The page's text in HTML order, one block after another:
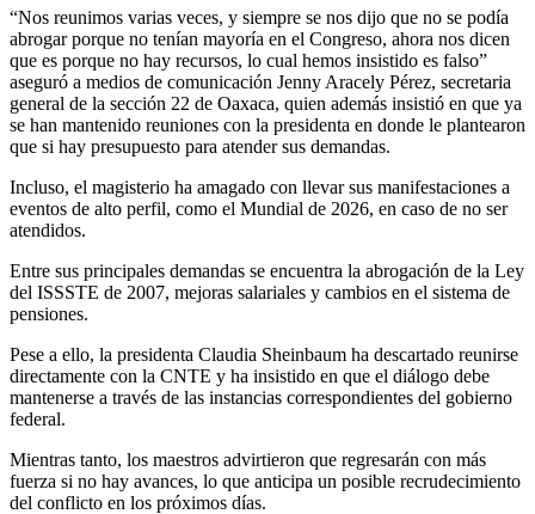
“Nos reunimos varias veces, y siempre se nos dijo que no se podía
abrogar porque no tenían mayoría en el Congreso, ahora nos dicen
que es porque no hay recursos, lo cual hemos insistido es falso”
aseguró a medios de comunicación Jenny Aracely Pérez, secretaria
general de la sección 22 de Oaxaca, quien además insistió en que ya
se han mantenido reuniones con la presidenta en donde le plantearon
que si hay presupuesto para atender sus demandas.
Incluso, el magisterio ha amagado con llevar sus manifestaciones a
eventos de alto perfil, como el Mundial de 2026, en caso de no ser
atendidos.
Entre sus principales demandas se encuentra la abrogación de la Ley
del ISSSTE de 2007, mejoras salariales y cambios en el sistema de
pensiones.
Pese a ello, la presidenta Claudia Sheinbaum ha descartado reunirse
directamente con la CNTE y ha insistido en que el diálogo debe
mantenerse a través de las instancias correspondientes del gobierno
federal.
Mientras tanto, los maestros advirtieron que regresarán con más
fuerza si no hay avances, lo que anticipa un posible recrudecimiento
del conflicto en los próximos días.